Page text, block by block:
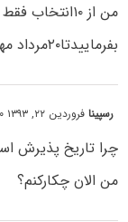
بفرماییدتا۲۰مرداد مهلت دارم.
رسپینافروردین ۲۲, ۱۳۹۳ at ۸:۱۰ ب٫ظ
چرا تاریخ پذیرش
من الان چکارکنم؟